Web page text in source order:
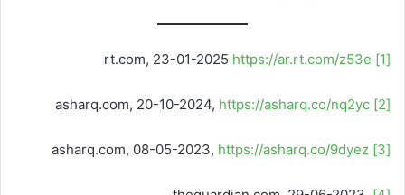
[1]
https://ar.rt.com/z53e
[2]
https://asharq.co/nq2yc
[3]
https://asharq.co/9dyez